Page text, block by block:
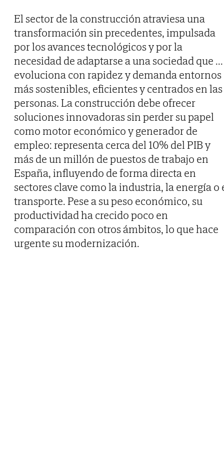
El sector de la construcción atraviesa una
transformación sin precedentes, impulsada
por los avances tecnológicos y por la
necesidad de adaptarse a una sociedad que ...
evoluciona con rapidez y demanda entornos
más sostenibles, eficientes y centrados en las
personas. La construcción debe ofrecer
soluciones innovadoras sin perder su papel
como motor económico y generador de
empleo: representa cerca del 10% del PIB y
más de un millón de puestos de trabajo en
España, influyendo de forma directa en
sectores clave como la industria, la energía o
transporte. Pese a su peso económico, su
productividad ha crecido poco en
comparación con otros ámbitos, lo que hace
urgente su modernización.